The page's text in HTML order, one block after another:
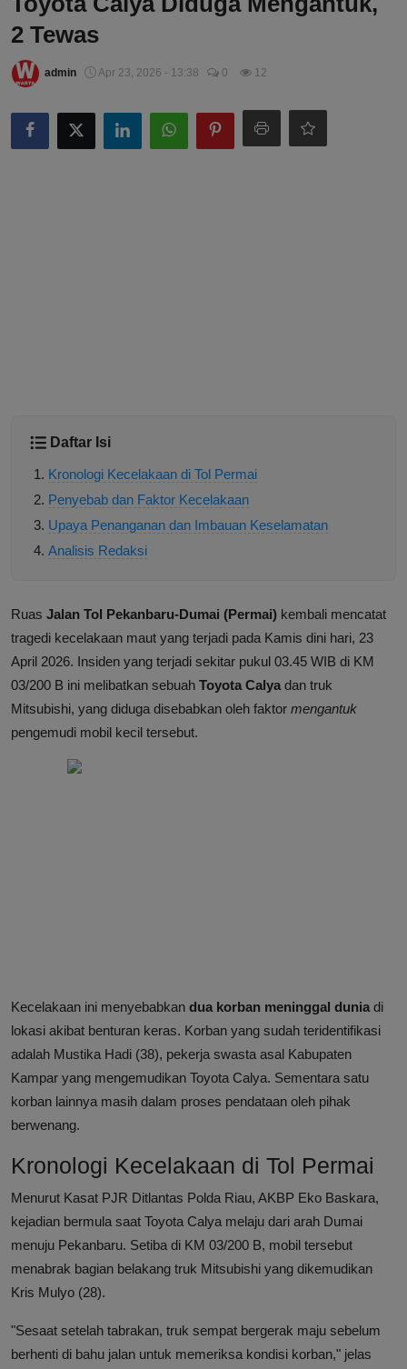
2 Tewas
admin Apr 23, 2026 - 13:38 0 12
Daftar Isi
Kronologi Kecelakaan di Tol Permai
Penyebab dan Faktor Kecelakaan
Upaya Penanganan dan Imbauan Keselamatan
Analisis Redaksi
Ruas Jalan Tol Pekanbaru-Dumai (Permai) kembali mencatat
tragedi kecelakaan maut yang terjadi pada Kamis dini hari, 23
April 2026. Insiden yang terjadi sekitar pukul 03.45 WIB di KM
03/200 B ini melibatkan sebuah Toyota Calya dan truk
Mitsubishi, yang diduga disebabkan oleh faktor mengantuk
pengemudi mobil kecil tersebut.
Kecelakaan ini menyebabkan dua korban meninggal dunia di
lokasi akibat benturan keras. Korban yang sudah teridentifikasi
adalah Mustika Hadi (38), pekerja swasta asal Kabupaten
Kampar yang mengemudikan Toyota Calya. Sementara satu
korban lainnya masih dalam proses pendataan oleh pihak
berwenang.
Kronologi Kecelakaan di Tol Permai
Menurut Kasat PJR Ditlantas Polda Riau, AKBP Eko Baskara,
kejadian bermula saat Toyota Calya melaju dari arah Dumai
menuju Pekanbaru. Setiba di KM 03/200 B, mobil tersebut
menabrak bagian belakang truk Mitsubishi yang dikemudikan
Kris Mulyo (28).
"Sesaat setelah tabrakan, truk sempat bergerak maju sebelum
berhenti di bahu jalan untuk memeriksa kondisi korban," jelas